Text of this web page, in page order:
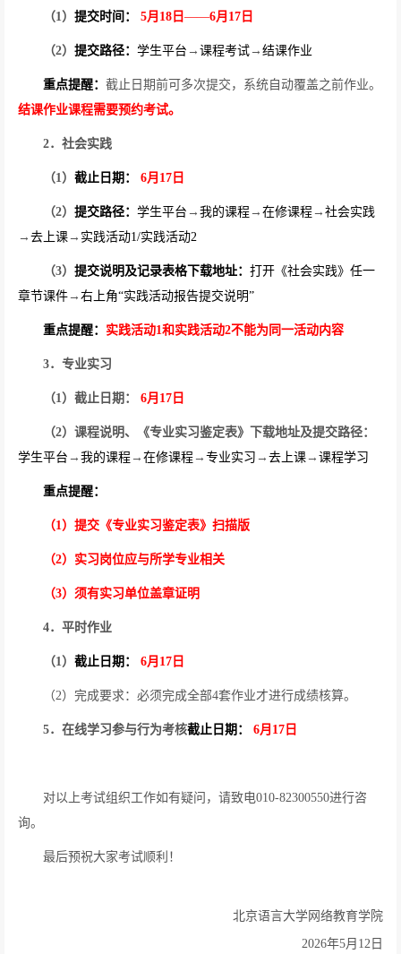
（1） 提交时间： 5月 18 日 ——6月 17 日
（2） 提交路径： 学生平台 → 课程考试→ 结课作业
重点提醒： 截止日期前可多次提交，系统自动覆盖之前作业。
结课作业课程需要预约考试。
2．社会实践
（1） 截止日期： 6月 17 日
（2） 提交路径： 学生平台 → 我的课程→ 在修课程→ 社会实践
→ 去上课→ 实践活动1/实践活动2
（3） 提交说明及记录表格下载地址： 打开《社会实践》任一
章节课件→ 右上角“实践活动报告提交说明”
重点提醒： 实践活动1和实践活动2不能为同一活动内容
3．专业实习
（1）截止日期： 6月 17 日
（2）课程说明、《专业实习鉴定表》下载地址及提交路径：
学生平台 → 我的课程→ 在修课程→ 专业实习 → 去上课→ 课程学习
重点提醒：
（1）提交《专业实习鉴定表》扫描版
（2）实习岗位应与所学专业相关
（3）须有实习单位盖章证明
4．平时作业
（1） 截止日期： 6月 17 日
（2）完成要求：必须完成全部4套作业才进行成绩核算。
5．在线学习参与行为考核截止日期： 6月 17 日
对以上考试组织工作如有疑问，请致电010-82300550进行咨
询。
最后预祝大家考试顺利！
北京语言大学网络教育学院
2026年5月 12 日